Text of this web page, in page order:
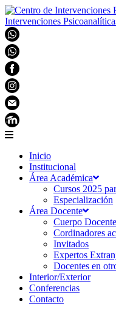
Intervenciones
Inicio
Institucional
Área Académica
Cursos 2025
Especialización
Área Docente
Cuerpo Docente
Cordinadores
Invitados
Expertos
Docentes en
Interior/Exterior
Conferencias
Contacto